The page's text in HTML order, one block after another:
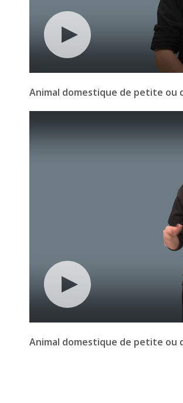
Animal domestique de petite ou
Animal domestique de petite ou